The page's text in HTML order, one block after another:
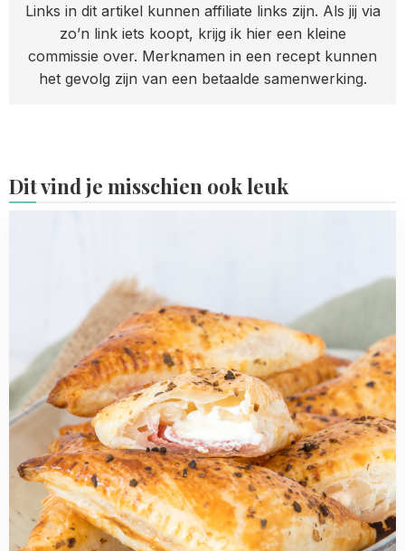
Links in dit artikel kunnen affiliate links zijn. Als jij via
zo’n link iets koopt, krijg ik hier een kleine
commissie over. Merknamen in een recept kunnen
het gevolg zijn van een betaalde samenwerking.
Dit vind je misschien ook leuk